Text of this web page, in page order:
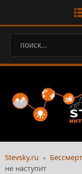
Stevsky.ru
не наступит